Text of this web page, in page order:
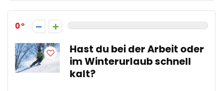
0
Hast du bei der Arbeit oder
im Winterurlaub schnell
kalt?